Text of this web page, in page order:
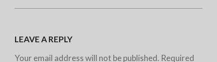
LEAVE A REPLY
Your email address will not be published. Required